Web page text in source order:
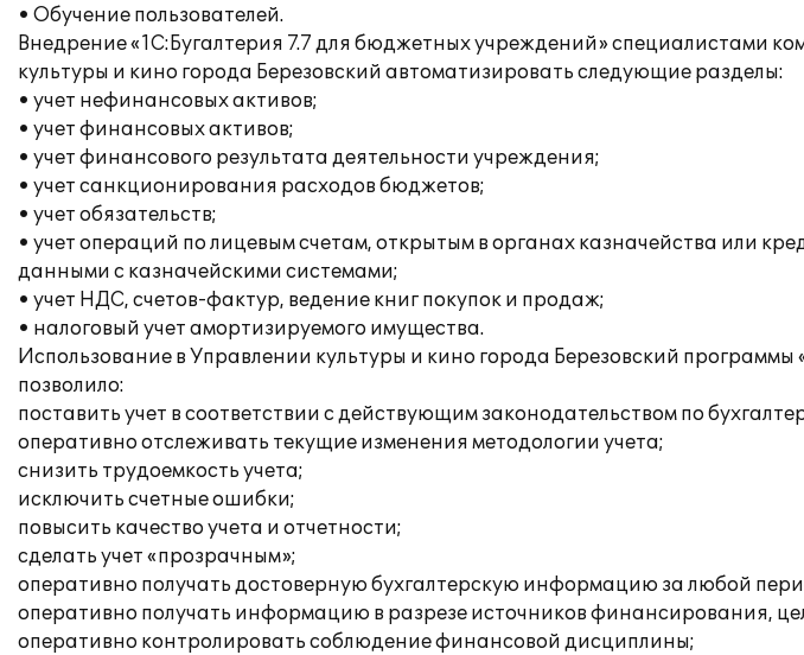
• Обучение пользователей.
Внедрение «1С:Бугалтерия 7.7 для бюджетных учреждений» специалистами
культуры и кино города Березовский автоматизировать следующие разделы:
• учет нефинансовых активов;
• учет финансовых активов;
• учет финансового результата деятельности учреждения;
• учет санкционирования расходов бюджетов;
• учет обязательств;
• учет операций по лицевым счетам, открытым в органах казначейства или
данными с казначейскими системами;
• учет НДС, счетов-фактур, ведение книг покупок и продаж;
• налоговый учет амортизируемого имущества.
Использование в Управлении культуры и кино города Березовский
позволило:
поставить учет в соответствии с действующим законодательством по
оперативно отслеживать текущие изменения методологии учета;
снизить трудоемкость учета;
исключить счетные ошибки;
повысить качество учета и отчетности;
сделать учет «прозрачным»;
оперативно получать достоверную бухгалтерскую информацию за любой
оперативно получать информацию в разрезе источников финансирования,
оперативно контролировать соблюдение финансовой дисциплины;